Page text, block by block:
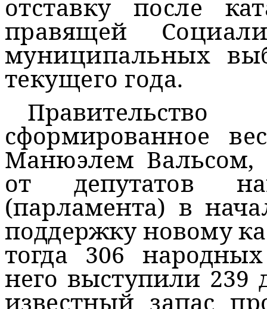
отставку после
правящей
муниципальных
текущего года.
сформированное
Манюэлем Вальсом,
от депутатов
(парламента) в
поддержку новому
тогда 306
него выступили 239
известный запас